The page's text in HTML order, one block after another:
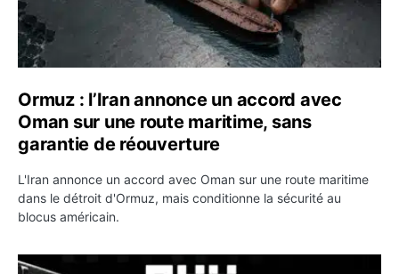
Ormuz : l’Iran annonce un accord avec
Oman sur une route maritime, sans
garantie de réouverture
L'Iran annonce un accord avec Oman sur une route maritime
dans le détroit d'Ormuz, mais conditionne la sécurité au
blocus américain.
OKX relance une campagne Deposit Bonus : jusqu’à 5